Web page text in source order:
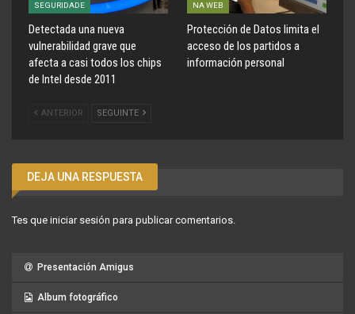
SEGURIDADE
Detectada una nueva
vulnerabilidad grave que
afecta a casi todos los chips
de Intel desde 2011
NA WEB
Protección de Datos limita el
acceso de los partidos a
información personal
ANTERIOR SEGUINTE
DEJA UNA RESPUESTA
Tes que iniciar sesión para publicar comentarios.
Presentación Amigus
Album fotográfico